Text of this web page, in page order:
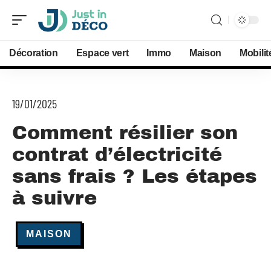
Décoration Espace vert Immo Maison
19/01/2025
Comment résilier son
contrat d’électricité
sans frais ? Les étapes
à suivre
MAISON